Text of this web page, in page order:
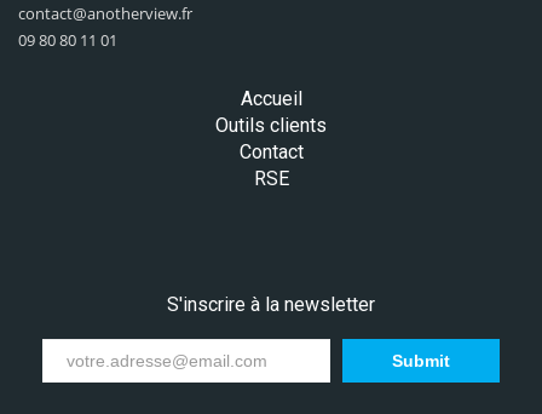
contact@anotherview.fr
09 80 80 11 01
Accueil
Outils clients
Contact
RSE
S'inscrire à la newsletter
Submit